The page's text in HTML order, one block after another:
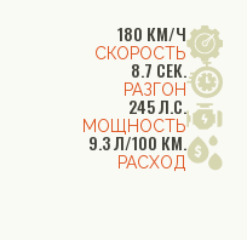
180 КМ/Ч
СКОРОСТЬ
8.7 СЕК.
РАЗГОН
245 Л.С.
МОЩНОСТЬ
9.3 Л/100 КМ.
РАСХОД